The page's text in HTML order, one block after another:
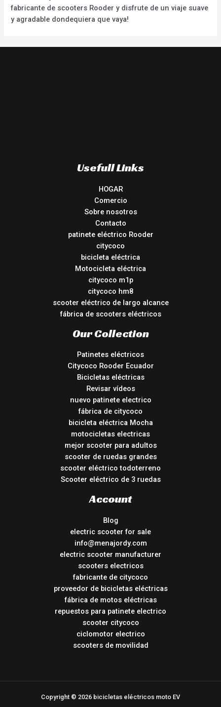
fabricante de scooters Rooder y disfrute de un viaje suave
y agradable dondequiera que vaya!
Usefull Links
HOGAR
Comercio
Sobre nosotros
Contacto
patinete eléctrico Rooder
citycoco
bicicleta eléctrica
Motocicleta eléctrica
citycoco m1p
citycoco hm8
scooter eléctrico de largo alcance
fábrica de scooters eléctricos
Our Collection
Patinetes eléctricos
Citycoco Rooder Ecuador
Bicicletas eléctricas
Revisar vídeos
nuevo patinete electrico
fábrica de citycoco
bicicleta eléctrica Mocha
motocicletas electricas
mejor scooter para adultos
scooter de ruedas grandes
scooter eléctrico todoterreno
Scooter eléctrico de 3 ruedas
Account
Blog
electric scooter for sale
info@menajordy.com
electric scooter manufacturer
scooters electricos
fabricante de citycoco
proveedor de bicicletas eléctricas
fábrica de motos eléctricas
repuestos para patinete electrico
scooter citycoco
ciclomotor electrico
scooters de movilidad
Copyright © 2026 bicicletas eléctricos moto EV